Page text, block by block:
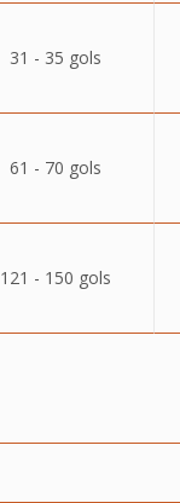
31 - 35 gols
61 - 70 gols
121 - 150 gols